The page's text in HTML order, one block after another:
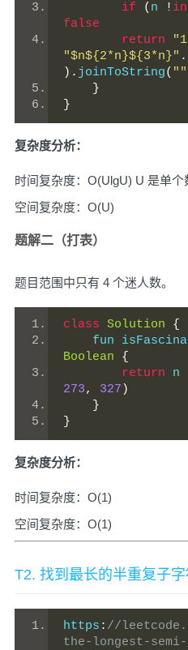
if
( n ! in
false
return
"$n${2*n}${3*n}" .
). joinToString( ""
}
}
复杂度分析：
时间复杂度：O(UlgU) U 是单
空间复杂度：O(U)
题解二（打表）
题目范围中只有 4 个迷人数。
class Solution
{
fun
Boolean
{
return n
273, 327 )
}
}
复杂度分析：
时间复杂度：O(1)
空间复杂度：O(1)
T2. 找到最长的半重复子字
https : //
the-longest-